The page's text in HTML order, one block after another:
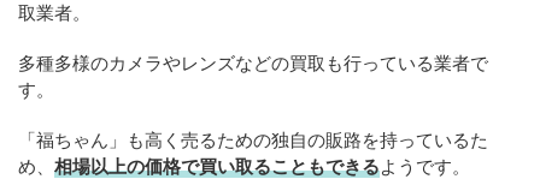
取業者。
多種多様のカメラやレンズなどの買取も行っている業者で
す。
「福ちゃん」も高く売るための独自の販路を持っているた
め、 相場以上の価格で買い取ることもできるようです。